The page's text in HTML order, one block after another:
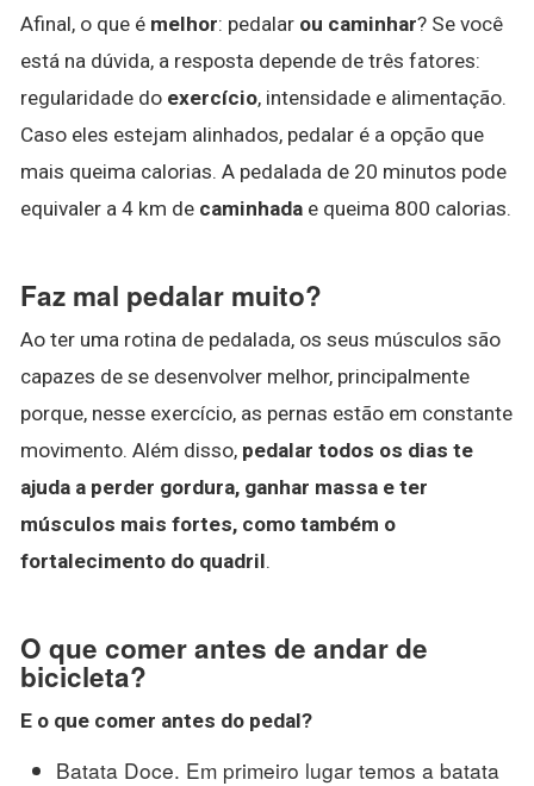
Afinal, o que é melhor: pedalar ou caminhar? Se você
está na dúvida, a resposta depende de três fatores:
regularidade do exercício, intensidade e alimentação.
Caso eles estejam alinhados, pedalar é a opção que
mais queima calorias. A pedalada de 20 minutos pode
equivaler a 4 km de caminhada e queima 800 calorias.
Faz mal pedalar muito?
Ao ter uma rotina de pedalada, os seus músculos são
capazes de se desenvolver melhor, principalmente
porque, nesse exercício, as pernas estão em constante
movimento. Além disso, pedalar todos os dias te
ajuda a perder gordura, ganhar massa e ter
músculos mais fortes, como também o
fortalecimento do quadril.
O que comer antes de andar de
bicicleta?
E o que comer antes do pedal?
Batata Doce. Em primeiro lugar temos a batata